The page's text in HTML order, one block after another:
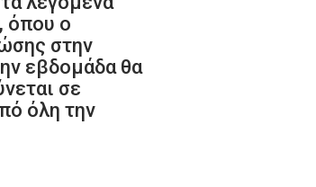
όπου ο
στην
εβδομάδα θα
σε
όλη την